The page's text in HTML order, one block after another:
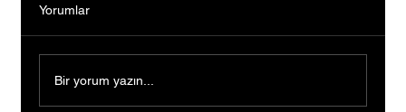
Yorumlar
Bir yorum yazın...